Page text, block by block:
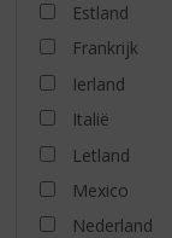
Estland
Frankrijk
Ierland
Italië
Letland
Mexico
Nederland